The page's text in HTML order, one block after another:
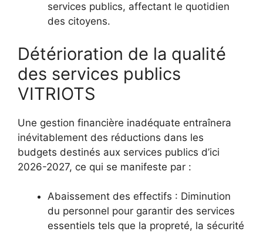
services publics, affectant le quotidien
des citoyens.
Détérioration de la qualité
des services publics
VITRIOTS
Une gestion financière inadéquate entraînera
inévitablement des réductions dans les
budgets destinés aux services publics d’ici
2026-2027, ce qui se manifeste par :
Abaissement des effectifs : Diminution
du personnel pour garantir des services
essentiels tels que la propreté, la sécurité